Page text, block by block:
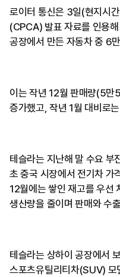
로이터 통신은 3일(현지시
(CPCA) 발표 자료를 인용
공장에서 만든 자동차 중 6
이는 작년 12월 판매량(5
증가했고, 작년 1월 대비로
테슬라는 지난해 말 수요 부
초 중국 시장에서 전기차 가
12월에는 쌓인 재고를 우선
생산량을 줄이며 판매와 수
테슬라는 상하이 공장에서
스포츠유틸리티차(SUV) 모